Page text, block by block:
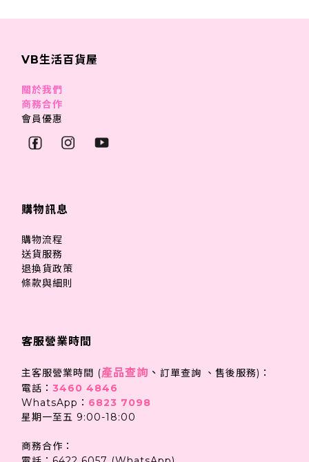
VB生活百貨屋
關於我們
商務合作
會員優惠
購物訊息
購物流程
送貨服務
退換貨政策
條款與細則
客服營業時間
主客服營業時間 (產品查詢 、 訂單查詢 、售後服務)：
電話： 3460 4846
WhatsApp： 6823 7098
星期一至五 9:00-18:00
商務合作：